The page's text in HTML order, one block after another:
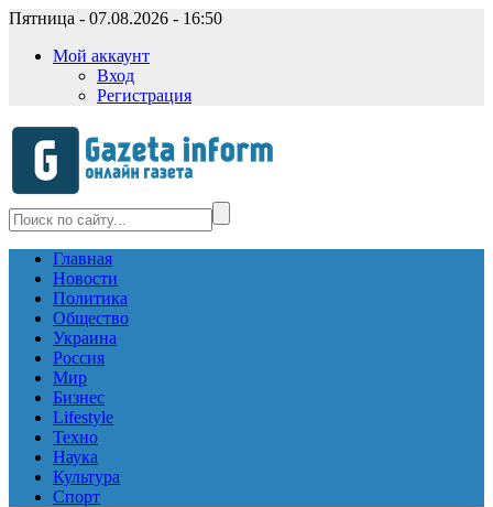
Пятница - 07.08.2026 - 16:50
Мой аккаунт
Вход
Регистрация
Главная
Новости
Политика
Общество
Украина
Россия
Мир
Бизнес
Lifestyle
Техно
Наука
Культура
Спорт